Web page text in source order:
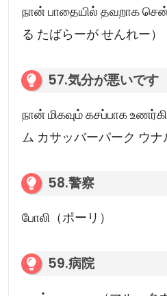
நான் பாதையில் தவறாக
る たばらーが せんれー）
57.気分が悪いです
நான் மிகவும் கசப்பாக
ム カサッバーパーク ウナ
58.警察
போலி（ポーリ）
59.病院